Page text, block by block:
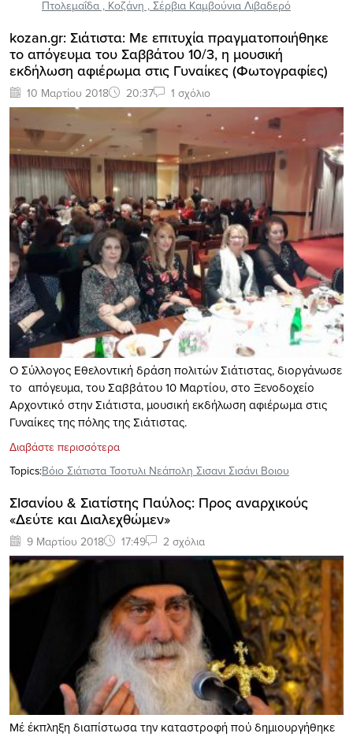
Πτολεμαΐδα , Κοζάνη , Σέρβια Καμβούνια Λιβαδερό
kozan.gr: Σιάτιστα: Με επιτυχία πραγματοποιήθηκε
το απόγευμα του Σαββάτου 10/3, η μουσική
εκδήλωση αφιέρωμα στις Γυναίκες (Φωτογραφίες)
10 Μαρτίου 2018 20:37 1 σχόλιο
Ο Σύλλογος Εθελοντική δράση πολιτών Σιάτιστας, διοργάνωσε
το απόγευμα, του Σαββάτου 10 Μαρτίου, στο Ξενοδοχείο
Αρχοντικό στην Σιάτιστα, μουσική εκδήλωση αφιέρωμα στις
Γυναίκες της πόλης της Σιάτιστας.
Διαβάστε περισσότερα
Topics:Βόιο Σιάτιστα Τσοτυλι Νεάπολη Σισανι Σισάνι Βοιου
ΣΙσανίου & Σιατίστης Παύλος: Προς αναρχικούς
«Δεύτε και Διαλεχθώμεν»
9 Μαρτίου 2018 17:49 2 σχόλια
Μέ έκπληξη διαπίστωσα την καταστροφή πού δημιουργήθηκε